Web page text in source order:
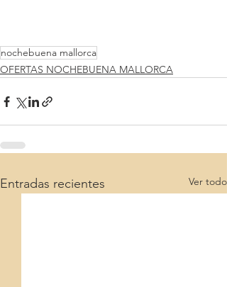
nochebuena mallorca
OFERTAS NOCHEBUENA MALLORCA
Entradas recientes Ver todo